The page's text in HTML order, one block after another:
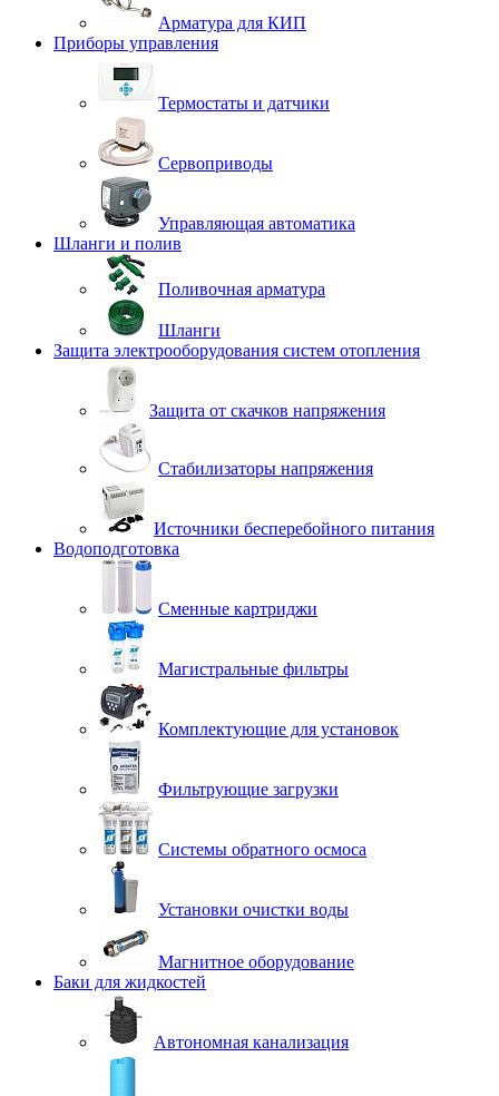
Арматура для КИП
Приборы управления
Термостаты и датчики
Сервоприводы
Управляющая автоматика
Шланги и полив
Поливочная арматура
Шланги
Защита электрооборудования систем отопления
Защита от скачков напряжения
Стабилизаторы напряжения
Источники бесперебойного питания
Водоподготовка
Сменные картриджи
Магистральные фильтры
Комплектующие для установок
Фильтрующие загрузки
Системы обратного осмоса
Установки очистки воды
Магнитное оборудование
Баки для жидкостей
Автономная канализация